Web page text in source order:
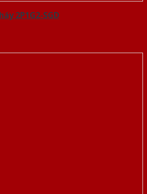
2P1G2-SGD